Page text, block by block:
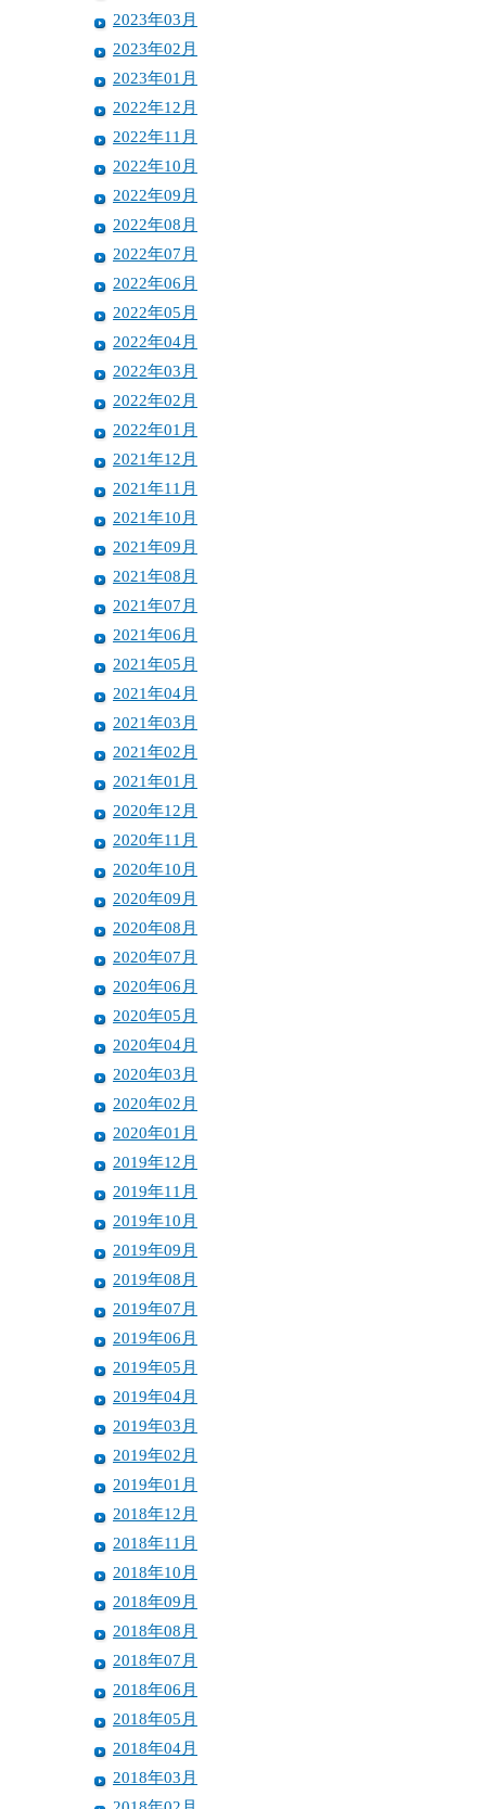
2023年03月
2023年02月
2023年01月
2022年12月
2022年11月
2022年10月
2022年09月
2022年08月
2022年07月
2022年06月
2022年05月
2022年04月
2022年03月
2022年02月
2022年01月
2021年12月
2021年11月
2021年10月
2021年09月
2021年08月
2021年07月
2021年06月
2021年05月
2021年04月
2021年03月
2021年02月
2021年01月
2020年12月
2020年11月
2020年10月
2020年09月
2020年08月
2020年07月
2020年06月
2020年05月
2020年04月
2020年03月
2020年02月
2020年01月
2019年12月
2019年11月
2019年10月
2019年09月
2019年08月
2019年07月
2019年06月
2019年05月
2019年04月
2019年03月
2019年02月
2019年01月
2018年12月
2018年11月
2018年10月
2018年09月
2018年08月
2018年07月
2018年06月
2018年05月
2018年04月
2018年03月